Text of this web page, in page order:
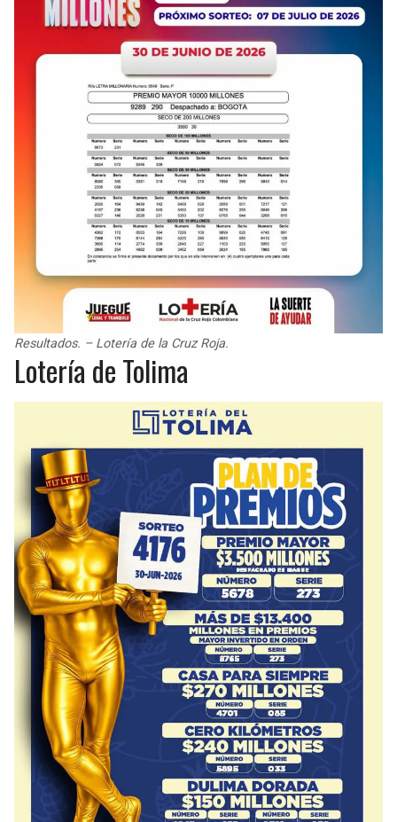
Resultados. – Lotería de la Cruz Roja.
Lotería de Tolima